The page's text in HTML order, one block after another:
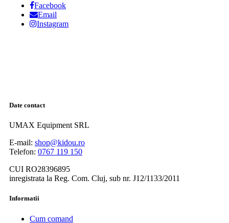
Facebook
Email
Instagram
Date contact
UMAX Equipment SRL
E-mail: shop@kidou.ro
Telefon: 0767 119 150
CUI RO28396895
inregistrata la Reg. Com. Cluj, sub nr. J12/1133/2011
Informatii
Cum comand